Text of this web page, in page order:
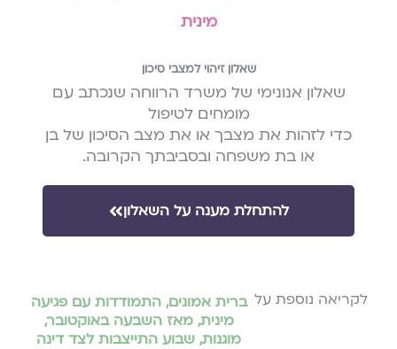
מינית
שאלון זיהוי למצבי סיכון
שאלון אנונימי של משרד הרווחה שנכתב עם
מומחים לטיפול
כדי לזהות את מצבך או את מצב הסיכון של בן
או בת משפחה ובסביבתך הקרובה.
להתחלת מענה על השאלון
לקריאה נוספת על ברית אמונים,התמודדות עם פגיעה
מינית,מאז השבעה באוקטובר,
מוגנות, שבוע התייצבות לצד דינה